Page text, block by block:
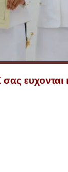
ευχονται